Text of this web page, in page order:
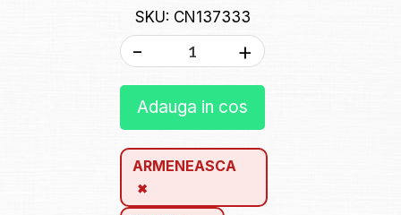
SKU: CN137333
- +
Adauga in cos
ARMENEASCA